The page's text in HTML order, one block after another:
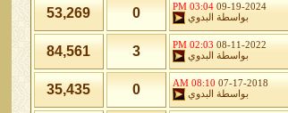
09-19-2024
03:04 PM
بواسطة
البدوي 0
53,269
08-11-2022
02:03 PM
بواسطة
البدوي 3
84,561
07-17-2018
08:10 AM
بواسطة
البدوي 0
35,435